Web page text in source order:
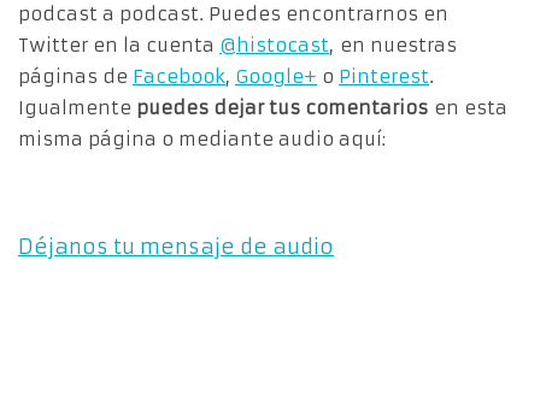
podcast a podcast. Puedes encontrarnos en
Twitter en la cuenta @histocast, en nuestras
páginas de Facebook, Google+ o Pinterest.
Igualmente puedes dejar tus comentarios en esta
misma página o mediante audio aquí:
Déjanos tu mensaje de audio